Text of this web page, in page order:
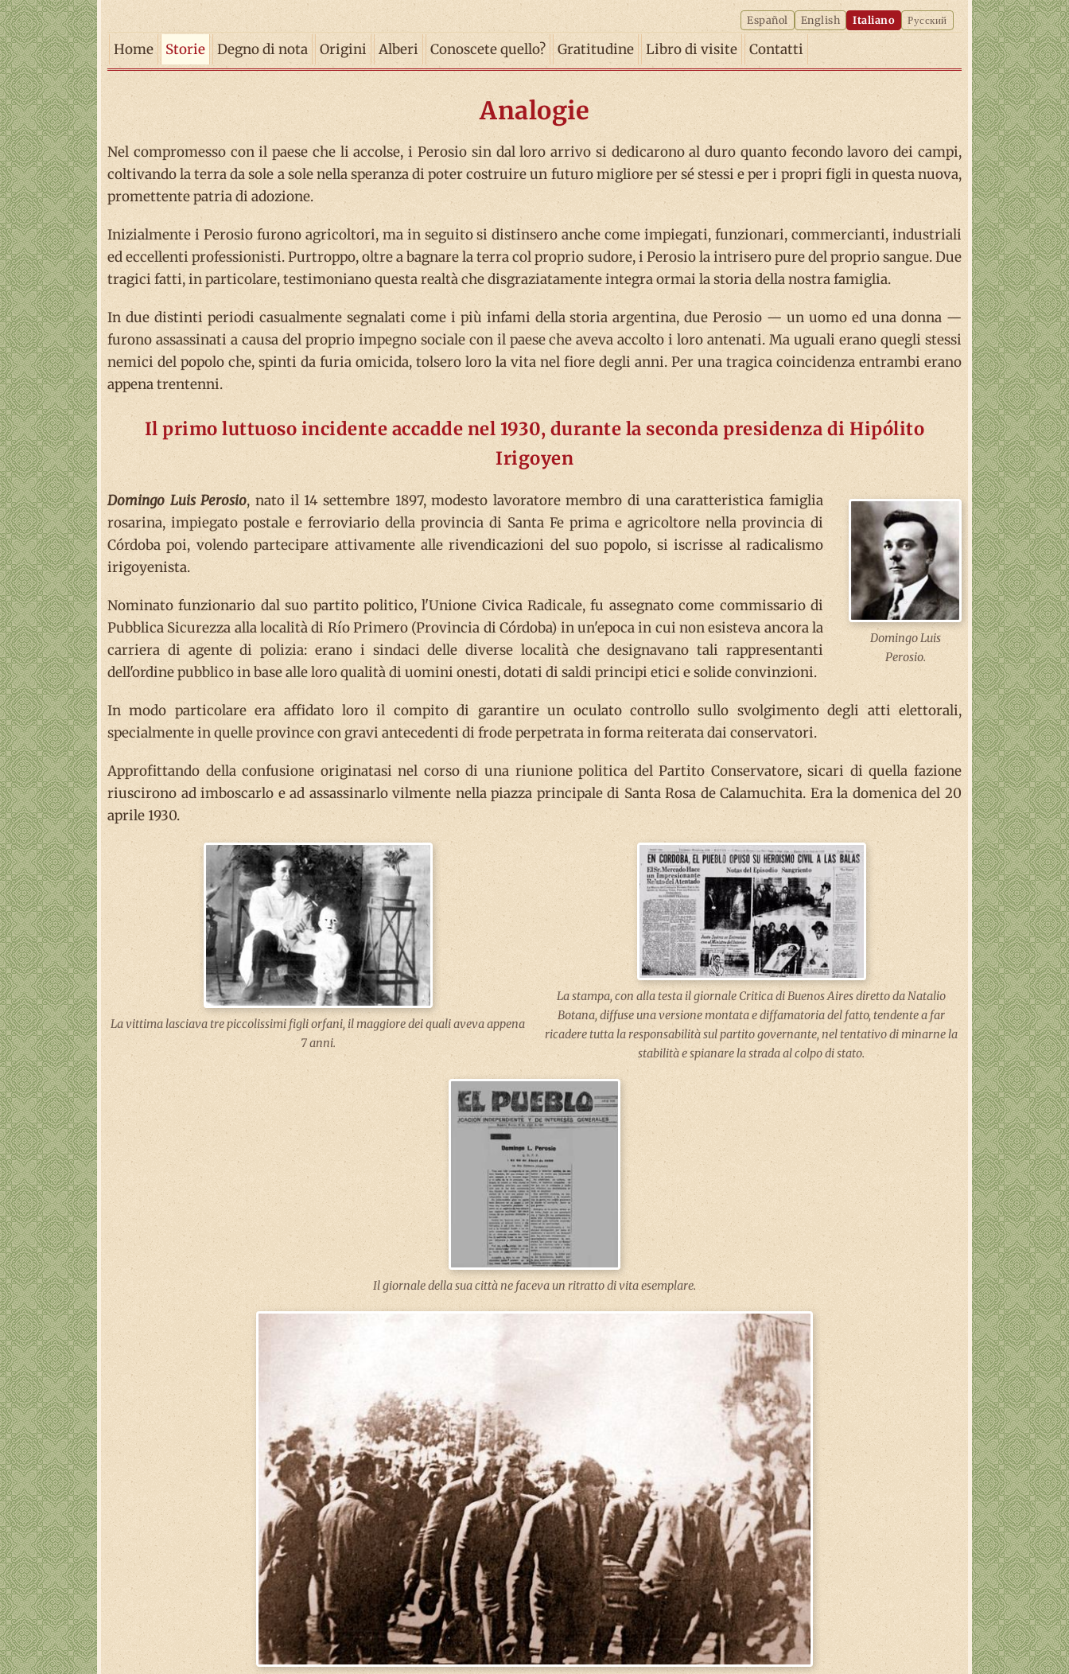
Español English Italiano Русский
Home Storie Degno di nota Origini Alberi Conoscete quello? Gratitudine Libro di visite Contatti
Analogie
Nel compromesso con il paese che li accolse, i Perosio sin dal loro arrivo si dedicarono al duro quanto fecondo lavoro dei campi,
coltivando la terra da sole a sole nella speranza di poter costruire un futuro migliore per sé stessi e per i propri figli in questa nuova,
promettente patria di adozione.
Inizialmente i Perosio furono agricoltori, ma in seguito si distinsero anche come impiegati, funzionari, commercianti, industriali
ed eccellenti professionisti. Purtroppo, oltre a bagnare la terra col proprio sudore, i Perosio la intrisero pure del proprio sangue. Due
tragici fatti, in particolare, testimoniano questa realtà che disgraziatamente integra ormai la storia della nostra famiglia.
In due distinti periodi casualmente segnalati come i più infami della storia argentina, due Perosio — un uomo ed una donna —
furono assassinati a causa del proprio impegno sociale con il paese che aveva accolto i loro antenati. Ma uguali erano quegli stessi
nemici del popolo che, spinti da furia omicida, tolsero loro la vita nel fiore degli anni. Per una tragica coincidenza entrambi erano
appena trentenni.
Il primo luttuoso incidente accadde nel 1930, durante la seconda presidenza di Hipólito
Irigoyen
Domingo Luis
Perosio.
Domingo Luis Perosio, nato il 14 settembre 1897, modesto lavoratore membro di una caratteristica famiglia
rosarina, impiegato postale e ferroviario della provincia di Santa Fe prima e agricoltore nella provincia di
Córdoba poi, volendo partecipare attivamente alle rivendicazioni del suo popolo, si iscrisse al radicalismo
irigoyenista.
Nominato funzionario dal suo partito politico, l'Unione Civica Radicale, fu assegnato come commissario di
Pubblica Sicurezza alla località di Río Primero (Provincia di Córdoba) in un'epoca in cui non esisteva ancora la
carriera di agente di polizia: erano i sindaci delle diverse località che designavano tali rappresentanti
dell'ordine pubblico in base alle loro qualità di uomini onesti, dotati di saldi principi etici e solide convinzioni.
In modo particolare era affidato loro il compito di garantire un oculato controllo sullo svolgimento degli atti elettorali,
specialmente in quelle province con gravi antecedenti di frode perpetrata in forma reiterata dai conservatori.
Approfittando della confusione originatasi nel corso di una riunione politica del Partito Conservatore, sicari di quella fazione
riuscirono ad imboscarlo e ad assassinarlo vilmente nella piazza principale di Santa Rosa de Calamuchita. Era la domenica del 20
aprile 1930.
La vittima lasciava tre piccolissimi figli orfani, il maggiore dei quali aveva appena
7 anni.
La stampa, con alla testa il giornale Critica di Buenos Aires diretto da Natalio
Botana, diffuse una versione montata e diffamatoria del fatto, tendente a far
ricadere tutta la responsabilità sul partito governante, nel tentativo di minarne la
stabilità e spianare la strada al colpo di stato.
Il giornale della sua città ne faceva un ritratto di vita esemplare.